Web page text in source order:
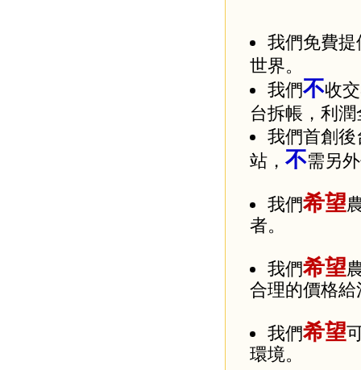
我們免費
世界。
我們不收
台拆帳，利
我們首創
站， 不需另
我們希望
者。
我們希望
合理的價格給
我們希望
環境。